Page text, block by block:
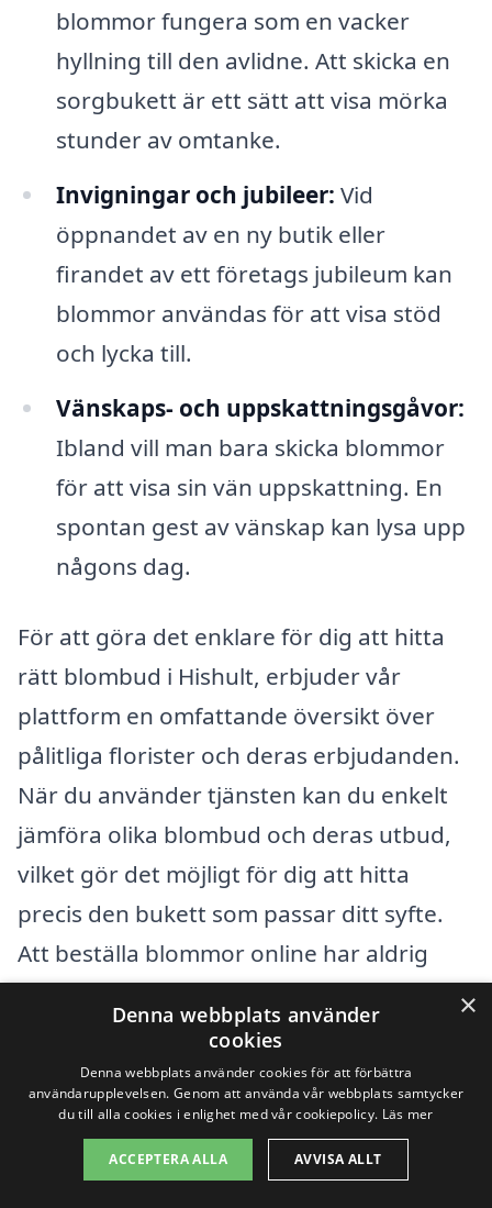
blommor fungera som en vacker
hyllning till den avlidne. Att skicka en
sorgbukett är ett sätt att visa mörka
stunder av omtanke.
Invigningar och jubileer: Vid
öppnandet av en ny butik eller
firandet av ett företags jubileum kan
blommor användas för att visa stöd
och lycka till.
Vänskaps- och uppskattningsgåvor:
Ibland vill man bara skicka blommor
för att visa sin vän uppskattning. En
spontan gest av vänskap kan lysa upp
någons dag.
För att göra det enklare för dig att hitta
rätt blombud i Hishult, erbjuder vår
plattform en omfattande översikt över
pålitliga florister och deras erbjudanden.
När du använder tjänsten kan du enkelt
jämföra olika blombud och deras utbud,
vilket gör det möjligt för dig att hitta
precis den bukett som passar ditt syfte.
Att beställa blommor online har aldrig
varit enklare! Här är några fördelar med
att använda vår tjänst:
Brett urval:Du kan bläddra bland ett
stort utbud av blommor och buketter
som passar alla tillfällen.
×
Denna webbplats använder
cookies
Denna webbplats använder cookies för att förbättra
användarupplevelsen. Genom att använda vår webbplats samtycker
du till alla cookies i enlighet med vår cookiepolicy. Läs mer
ACCEPTERA ALLA AVVISA ALLT